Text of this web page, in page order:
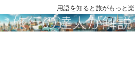
用語を知ると旅がもっと楽